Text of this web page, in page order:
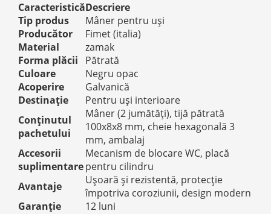
CaracteristicăDescriere
Tip produs
Mâner pentru uși
Producător
Fimet (italia)
Material
zamak
Forma plăcii
Pătrată
Culoare
Negru opac
Acoperire
Galvanică
Destinație
Pentru uși interioare
Conținutul
pachetului
Mâner (2 jumătăți), tijă pătrată
100x8x8 mm, cheie hexagonală 3
mm, ambalaj
Accesorii
suplimentare
Mecanism de blocare WC, placă
pentru cilindru
Avantaje
Ușoară și rezistentă, protecție
împotriva coroziunii, design modern
Garanție
12 luni